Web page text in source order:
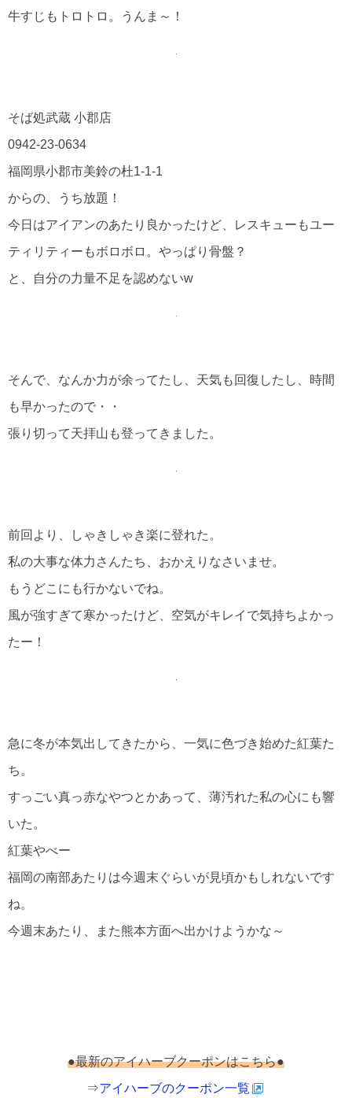
牛すじもトロトロ。うんま～！
そば処武蔵 小郡店
0942-23-0634
福岡県小郡市美鈴の杜1-1-1
からの、うち放題！
今日はアイアンのあたり良かったけど、レスキューもユー
ティリティーもボロボロ。やっぱり骨盤？
と、自分の力量不足を認めないw
そんで、なんか力が余ってたし、天気も回復したし、時間
も早かったので・・
張り切って天拝山も登ってきました。
前回より、しゃきしゃき楽に登れた。
私の大事な体力さんたち、おかえりなさいませ。
もうどこにも行かないでね。
風が強すぎて寒かったけど、空気がキレイで気持ちよかっ
たー！
急に冬が本気出してきたから、一気に色づき始めた紅葉た
ち。
すっごい真っ赤なやつとかあって、薄汚れた私の心にも響
いた。
紅葉やべー
福岡の南部あたりは今週末ぐらいが見頃かもしれないです
ね。
今週末あたり、また熊本方面へ出かけようかな～
●最新のアイハーブクーポンはこちら●
⇒アイハーブのクーポン一覧